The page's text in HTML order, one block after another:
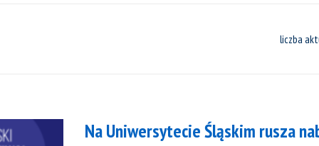
liczba
Na Uniwersytecie Śląskim rusza